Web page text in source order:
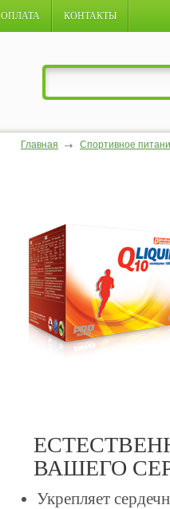
ОПЛАТА КОНТАКТЫ
Главная Спортивное
ВАШЕГО
Укрепляет